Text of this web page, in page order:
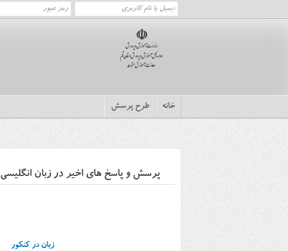
خانه طرح پرسش
پرسش و پاسخ های اخیر در زبان انگلیسی
زبان در کنکور